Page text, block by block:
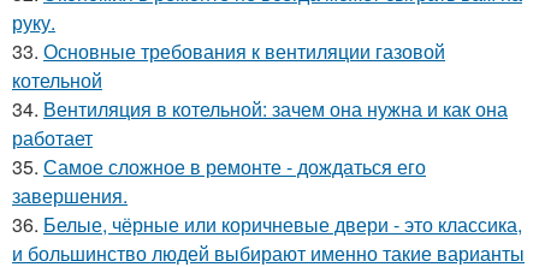
руку.
33. Основные требования к вентиляции газовой
котельной
34. Вентиляция в котельной: зачем она нужна и как она
работает
35. Самое сложное в ремонте - дождаться его
завершения.
36. Белые, чёрные или коричневые двери - это классика,
и большинство людей выбирают именно такие варианты